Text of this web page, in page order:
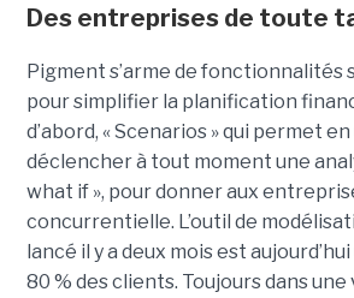
Des entreprises de toute
Pigment s’arme de fonctionnalités
pour simplifier la planification
d’abord, « Scenarios » qui permet
déclencher à tout moment une
what if », pour donner aux
concurrentielle. L’outil de
lancé il y a deux mois est
80 % des clients. Toujours dans